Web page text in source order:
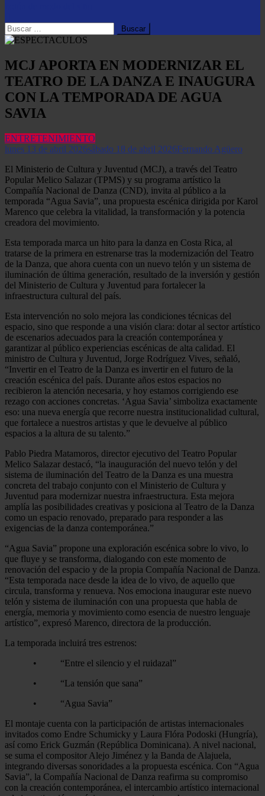
Buscar:
MCJ APORTA EN MODERNIZAR EL
TEATRO DE LA DANZA E INAUGURA
CON LA TEMPORADA DE AGUA
SAVIA
ENTRETENIMIENTO
lunes 13 de abril 2026sábado 18 de abril 2026Fernando Agüero
El Ministerio de Cultura y Juventud (MCJ), a través del Teatro
Popular Melico Salazar (TPMS) y su programa artístico la
Compañía Nacional de Danza (CND), invita al público a la
temporada “Agua Savia”, una propuesta escénica dirigida por Karol
Marenco que celebra la vitalidad, la transformación y la potencia
creadora del movimiento.
Esta temporada marca un hito para la danza en Costa Rica, al
tratarse de la primera en estrenarse tras la modernización del Teatro
de la Danza, que ahora cuenta con un nuevo telón y un sistema de
iluminación de última generación, resultado de la inversión y gestión
del Ministerio de Cultura y Juventud para fortalecer la
infraestructura cultural del país.
Esta intervención no solo mejora las condiciones técnicas del
espacio, sino que responde a una visión clara: dotar al sector artístico
de escenarios adecuados para la creación contemporánea y
garantizar al público experiencias escénicas de alta calidad. El
ministro de Cultura y Juventud, Jorge Rodríguez Vives, señaló,
“Invertir en el Teatro de la Danza es invertir en el futuro de la
creación escénica del país. Durante años estos espacios no
recibieron la atención necesaria, y hoy estamos corrigiendo ese
rezago con acciones concretas. ‘Agua Savia’ simboliza exactamente
eso: una nueva energía que recorre nuestra institucionalidad cultural,
que fortalece a nuestros artistas y que le devuelve al público
espacios a la altura de su talento.”
Pablo Piedra Matamoros, director ejecutivo del Teatro Popular
Melico Salazar destacó, “la inauguración del nuevo telón y del
sistema de iluminación del Teatro de la Danza es una muestra
concreta del trabajo conjunto con el Ministerio de Cultura y
Juventud para modernizar nuestra infraestructura. Esta mejora
amplía las posibilidades creativas y posiciona al Teatro de la Danza
como un espacio renovado, preparado para responder a las
exigencias de la danza contemporánea.”
“Agua Savia” propone una exploración escénica sobre lo vivo, lo
que fluye y se transforma, dialogando con este momento de
renovación del espacio y de la propia Compañía Nacional de Danza.
“Esta temporada nace desde la idea de lo vivo, de aquello que
circula, transforma y renueva. Nos emociona inaugurar este nuevo
telón y sistema de iluminación con una propuesta que habla de
energía, memoria y movimiento como esencia de nuestro lenguaje
artístico”, expresó Marenco, directora de la producción.
La temporada incluirá tres estrenos:
• “Entre el silencio y el ruidazal”
• “La tensión que sana”
• “Agua Savia”
El montaje cuenta con la participación de artistas internacionales
invitados como Endre Schumicky y Laura Flóra Podoski (Hungría),
así como Erick Guzmán (República Dominicana). A nivel nacional,
se suma el compositor Alejo Jiménez y la Banda de Alajuela,
integrando diversas sonoridades a la propuesta escénica. Con “Agua
Savia”, la Compañía Nacional de Danza reafirma su compromiso
con la creación contemporánea, el intercambio artístico internacional